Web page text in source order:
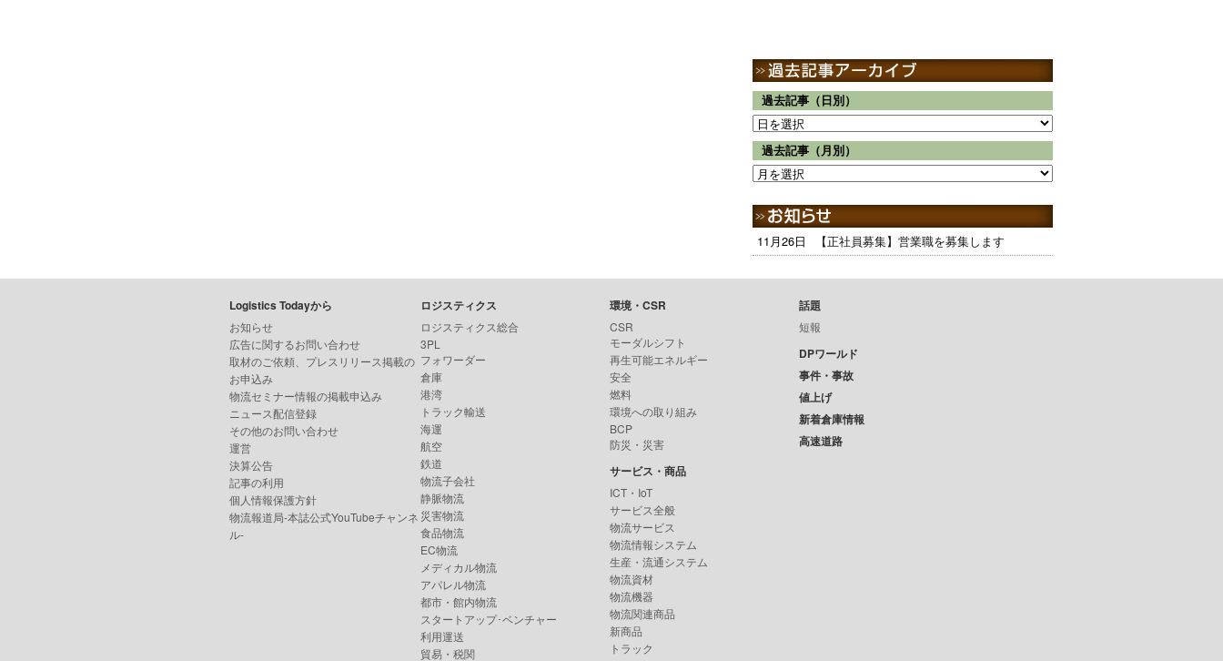
過去記事（日別）
過去記事（月別）
11月26日 【正社員募集】営業職を募集します
Logistics Todayから
お知らせ
広告に関するお問い合わせ
取材のご依頼、プレスリリース掲載の
お申込み
物流セミナー情報の掲載申込み
ニュース配信登録
その他のお問い合わせ
運営
決算公告
記事の利用
個人情報保護方針
物流報道局-本誌公式YouTubeチャンネ
ル-
ロジスティクス
ロジスティクス総合
3PL
フォワーダー
倉庫
港湾
トラック輸送
海運
航空
鉄道
物流子会社
静脈物流
災害物流
食品物流
EC物流
メディカル物流
アパレル物流
都市・館内物流
スタートアップ･ベンチャー
利用運送
貿易・税関
環境・CSR
CSR
モーダルシフト
再生可能エネルギー
安全
燃料
環境への取り組み
BCP
防災・災害
サービス・商品
ICT・IoT
サービス全般
物流サービス
物流情報システム
生産・流通システム
物流資材
物流機器
物流関連商品
新商品
トラック
話題
短報
DPワールド
事件・事故
値上げ
新着倉庫情報
高速道路